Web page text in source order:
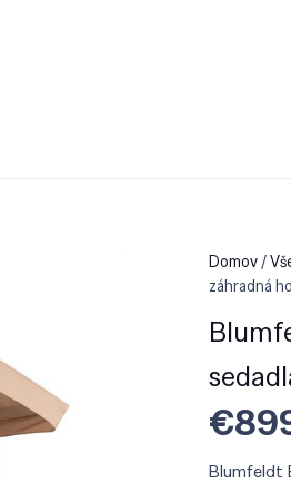
Domov/
záhradná
€
Blumfeldt